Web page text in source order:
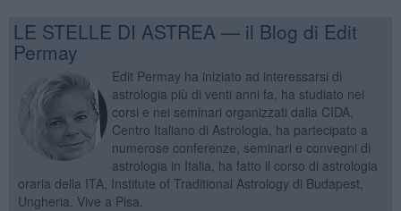
LE STELLE DI ASTREA — il Blog di Edit
Permay
Edit Permay ha iniziato ad interessarsi di
astrologia più di venti anni fa, ha studiato nei
corsi e nei seminari organizzati dalla CIDA,
Centro Italiano di Astrologia, ha partecipato a
numerose conferenze, seminari e convegni di
astrologia in Italia, ha fatto il corso di astrologia
oraria della ITA, Institute of Traditional Astrology di Budapest,
Ungheria. Vive a Pisa.